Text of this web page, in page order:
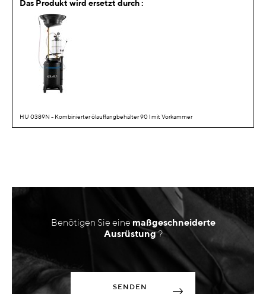
Das Produkt wird ersetzt durch :
HU 0389N - Kombinierter ölauffangbehälter 90 l mit Vorkammer
Benötigen Sie einemaßgeschneiderte
Ausrüstung?
SENDEN